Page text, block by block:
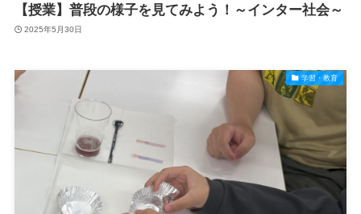
【授業】普段の様子を見てみよう！～インター社会～
2025年5月30日
学習・教育